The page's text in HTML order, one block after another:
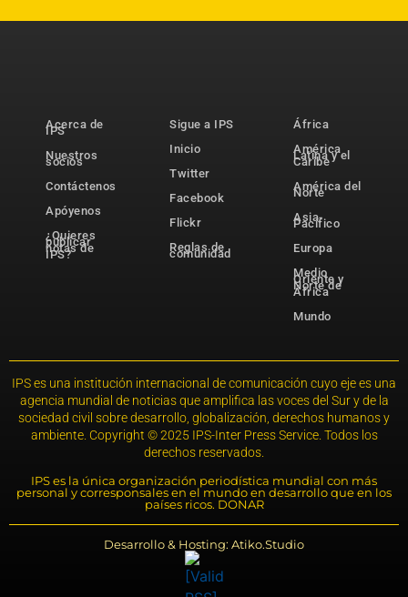
Acerca de
IPS
Nuestros
socios
Contáctenos
Apóyenos
¿Quieres
publicar
notas de
IPS?
Sigue a IPS
Inicio
Twitter
Facebook
Flickr
Reglas de
comunidad
África
América
Latina y el
Caribe
América del
Norte
Asia-
Pacífico
Europa
Medio
Oriente y
Norte de
África
Mundo
IPS es una institución internacional de comunicación cuyo eje es una
agencia mundial de noticias que amplifica las voces del Sur y de la
sociedad civil sobre desarrollo, globalización, derechos humanos y
ambiente. Copyright © 2025 IPS-Inter Press Service. Todos los
derechos reservados.
IPS es la única organización periodística mundial con más
personal y corresponsales en el mundo en desarrollo que en los
países ricos. DONAR
Desarrollo & Hosting: Atiko.Studio